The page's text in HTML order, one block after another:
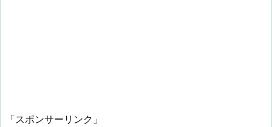
「スポンサーリンク」